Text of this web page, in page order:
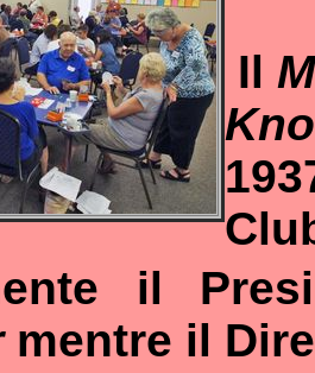
Il
il
mentre il